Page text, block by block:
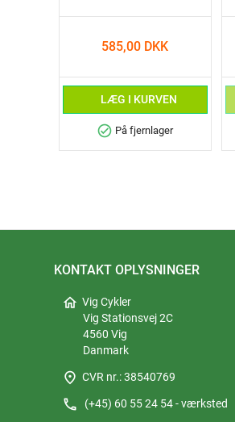
585,00 DKK
LÆG I KURVEN
check_circle På fjernlager
KONTAKT OPLYSNINGER
home Vig Cykler
Vig Stationsvej 2C
4560 Vig
Danmark
place CVR nr.: 38540769
phone (+45) 60 55 24 54 - værksted